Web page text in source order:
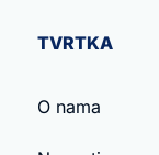
TVRTKA
O nama